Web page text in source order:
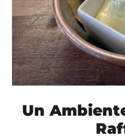
Un